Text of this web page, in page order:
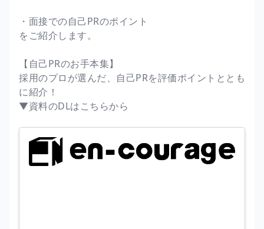
・面接での自己PRのポイント
をご紹介します。
【自己PRのお手本集】
採用のプロが選んだ、自己PRを評価ポイントととも
に紹介！
▼資料のDLはこちらから